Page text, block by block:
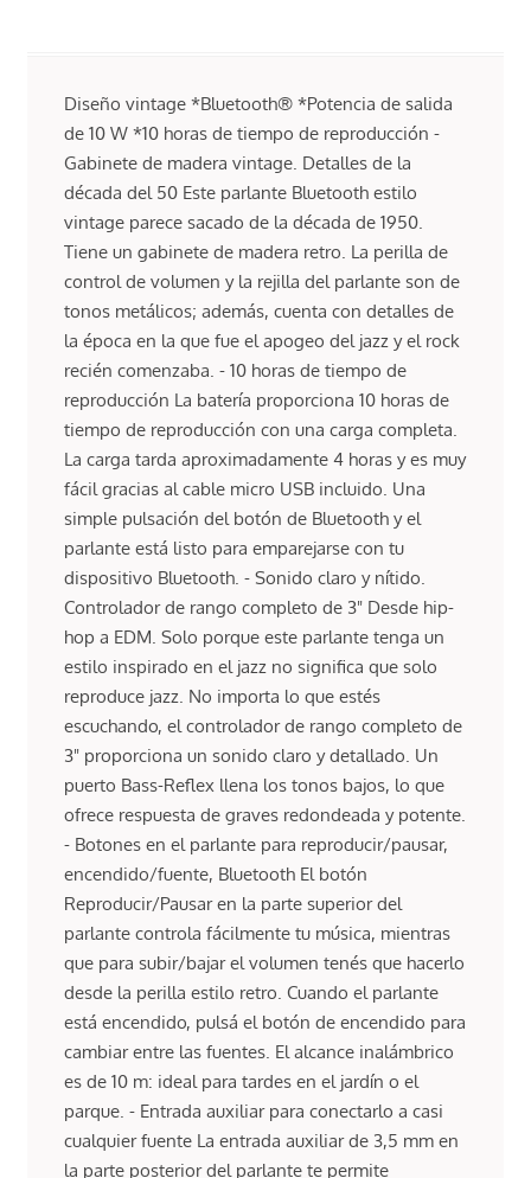
Diseño vintage *Bluetooth® *Potencia de salida
de 10 W *10 horas de tiempo de reproducción -
Gabinete de madera vintage. Detalles de la
década del 50 Este parlante Bluetooth estilo
vintage parece sacado de la década de 1950.
Tiene un gabinete de madera retro. La perilla de
control de volumen y la rejilla del parlante son de
tonos metálicos; además, cuenta con detalles de
la época en la que fue el apogeo del jazz y el rock
recién comenzaba. - 10 horas de tiempo de
reproducción La batería proporciona 10 horas de
tiempo de reproducción con una carga completa.
La carga tarda aproximadamente 4 horas y es muy
fácil gracias al cable micro USB incluido. Una
simple pulsación del botón de Bluetooth y el
parlante está listo para emparejarse con tu
dispositivo Bluetooth. - Sonido claro y nítido.
Controlador de rango completo de 3" Desde hip-
hop a EDM. Solo porque este parlante tenga un
estilo inspirado en el jazz no significa que solo
reproduce jazz. No importa lo que estés
escuchando, el controlador de rango completo de
3" proporciona un sonido claro y detallado. Un
puerto Bass-Reflex llena los tonos bajos, lo que
ofrece respuesta de graves redondeada y potente.
- Botones en el parlante para reproducir/pausar,
encendido/fuente, Bluetooth El botón
Reproducir/Pausar en la parte superior del
parlante controla fácilmente tu música, mientras
que para subir/bajar el volumen tenés que hacerlo
desde la perilla estilo retro. Cuando el parlante
está encendido, pulsá el botón de encendido para
cambiar entre las fuentes. El alcance inalámbrico
es de 10 m: ideal para tardes en el jardín o el
parque. - Entrada auxiliar para conectarlo a casi
cualquier fuente La entrada auxiliar de 3,5 mm en
la parte posterior del parlante te permite